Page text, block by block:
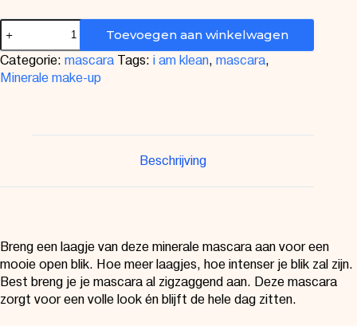
Toevoegen aan winkelwagen
Categorie: mascara Tags: i am klean, mascara,
Minerale make-up
Beschrijving
Breng een laagje van deze minerale mascara aan voor een
mooie open blik. Hoe meer laagjes, hoe intenser je blik zal zijn.
Best breng je je mascara al zigzaggend aan. Deze mascara
zorgt voor een volle look én blijft de hele dag zitten.